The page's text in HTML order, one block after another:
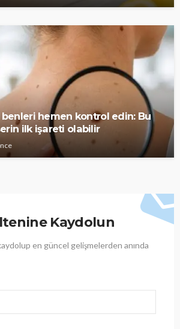
hemen kontrol edin: Bu
ilk işareti olabilir
Kaydolun
en güncel gelişmelerden anında